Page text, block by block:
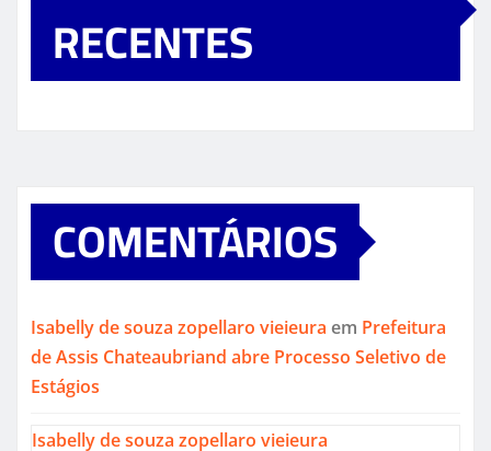
RECENTES
COMENTÁRIOS
Isabelly de souza zopellaro vieieura em Prefeitura
de Assis Chateaubriand abre Processo Seletivo de
Estágios
Isabelly de souza zopellaro vieieura